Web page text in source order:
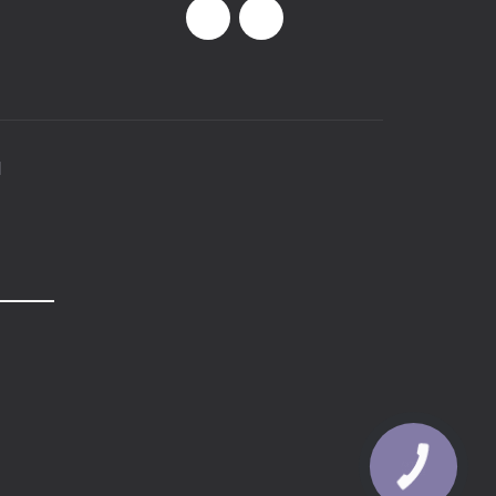
КНОПКА
ЗВ'ЯЗКУ